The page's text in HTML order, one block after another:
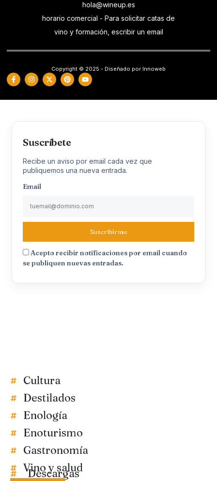
hola@wineup.es
horario comercial - Para solicitar catas de
vino y formación, escribir un email
Copyright © 2025 - Diseñado por Innoweb
Suscríbete
Recibe un aviso por email cada vez que
publiquemos una nueva entrada.
Email
Suscribirme
Acepto recibir notificaciones por email cuando
se publiquen nuevas entradas.
Cultura
Destilados
Enología
Enoturismo
Gastronomía
Vino y salud
Descargas